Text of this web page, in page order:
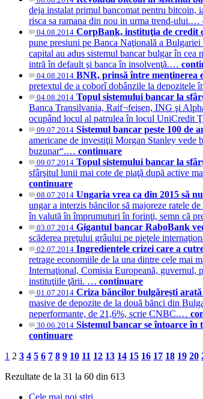
deja instalat primul bancomat pentru bitcoin,
risca sa ramana din nou in urma trend-ului.…
04.08.2014 CorpBank, instituţia de credit
pune presiuni pe Banca Naţională a
capital au adus sistemul bancar bulgar în
intră în default şi banca în insolvenţă.…
04.08.2014 BNR, prinsă între menţinerea
pretextul de a coborî dobânzile la
04.08.2014 Topul sistemului bancar la
Banca Transilvania, Raif¬feisen, ING şi
ocupând locul al patrulea în locul UniCredit
09.07.2014 Sistemul bancar peste 100 de
americane de investiţii Morgan Stanley vede
buzunar“.… continuare
09.07.2014 Topul sistemului bancar la
sfârşitul lunii mai cote de piaţă după active
continuare
08.07.2014 Ungaria vrea ca din 2015 să
ungar a interzis băncilor să majoreze ratele
în valută în împrumuturi în forinţi, semn că
03.07.2014 Gigantul bancar RaboBank
scăderea preţului grâului pe pieţele
02.07.2014 Ingredientele crizei care a
retrage economiile de la una dintre cele mai
Internaţional, Comisia Europeană, guvernul,
instituţiile ţării. … continuare
01.07.2014 Criza băncilor bulgăreşti
masive de depozite de la două bănci din
neperformante, de 21,6%, scrie CNBC.…
30.06.2014 Sistemul bancar se întoarce
continuare
1 2 3 4 5 6 7 8 9 10 11 12 13 14 15 16 17 18 19 20
Rezultate de la 31 la 60 din 613
Cele mai noi stiri